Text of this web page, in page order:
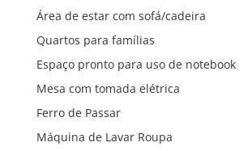
Área de estar com sofá/cadeira
Quartos para famílias
Espaço pronto para uso de notebook
Mesa com tomada elétrica
Ferro de Passar
Máquina de Lavar Roupa